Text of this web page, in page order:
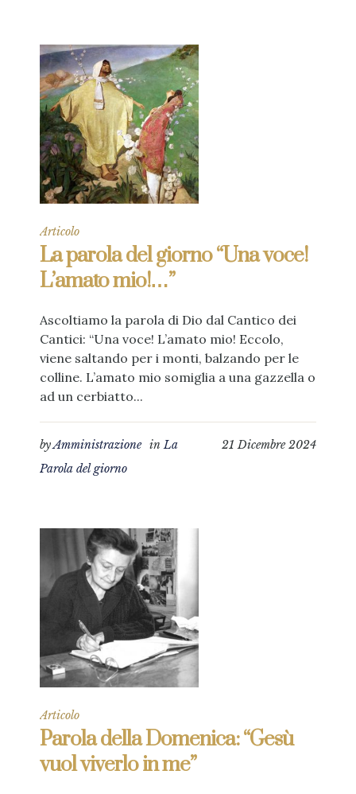
Articolo
La parola del giorno “Una voce!
L’amato mio!…”
Ascoltiamo la parola di Dio dal Cantico dei
Cantici: “Una voce! L’amato mio! Eccolo,
viene saltando per i monti, balzando per le
colline. L’amato mio somiglia a una gazzella o
ad un cerbiatto...
21 Dicembre 2024
byAmministrazione inLa
Parola del giorno
Articolo
Parola della Domenica: “Gesù
vuol viverlo in me”